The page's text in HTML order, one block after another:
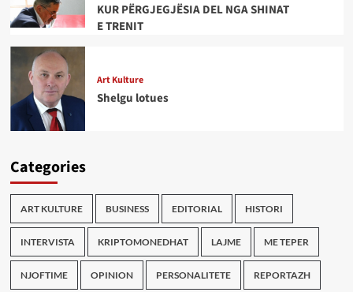
KUR PËRGJEGJËSIA DEL NGA SHINAT
E TRENIT
Art Kulture
Shelgu lotues
Categories
ART KULTURE BUSINESS EDITORIAL HISTORI
INTERVISTA KRIPTOMONEDHAT LAJME ME TEPER
NJOFTIME OPINION PERSONALITETE REPORTAZH